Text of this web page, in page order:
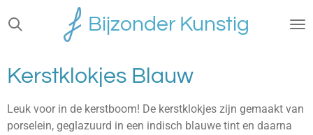
Ga
direct
hoofdinhoud
Bijzonder Kunstig
Kerstklokjes Blauw
Leuk voor in de kerstboom! De kerstklokjes zijn gemaakt van
porselein, geglazuurd in een indisch blauwe tint en daarna